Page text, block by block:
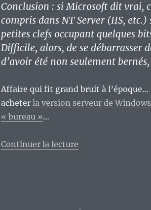
Conclusion : si Microsoft dit vrai,
compris dans NT Server (IIS,
petites clefs occupant quelques
Difficile, alors, de se débarrasser
d’avoir été non seulement
Affaire qui fit grand bruit à
acheter la version serveur de
« bureau »…
Continuer la lecturede « Le hold up